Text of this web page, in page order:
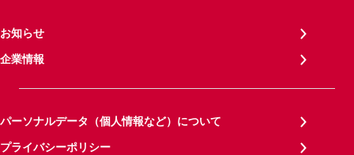
お知らせ
企業情報
パーソナルデータ（個人情報など）について
プライバシーポリシー